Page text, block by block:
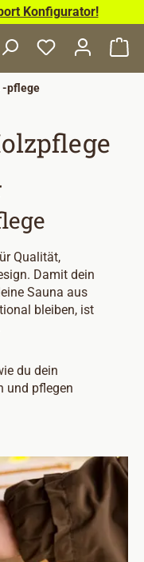
Konfigurator!
-pflege
Qualität,
Damit dein
Sauna aus
bleiben, ist
du dein
und pflegen